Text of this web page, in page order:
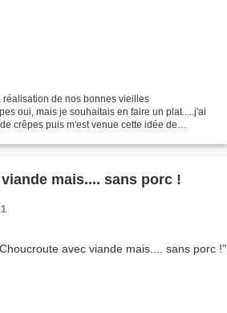
réalisation de nos bonnes vieilles
oui, mais je souhaitais en faire un plat.....j'ai
crêpes puis m'est venue cette idée de
mais.... sans porc !